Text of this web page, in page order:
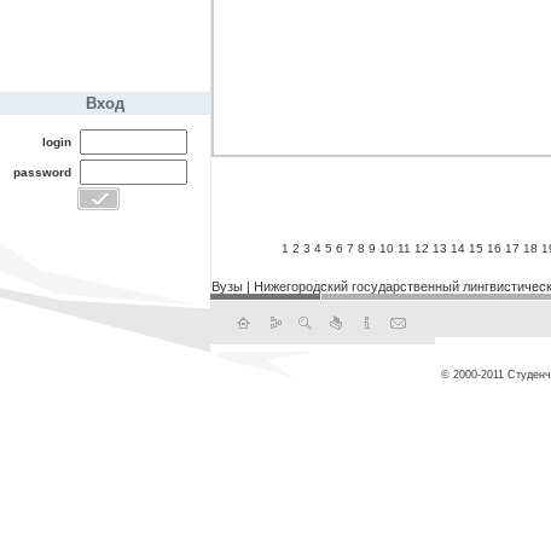
1 2 3 4 5 6 7 8 9 10 11 12 13 14 15 16 17 18
Вузы | Нижегородский государственный
Вход
login
password
© 2000-2011